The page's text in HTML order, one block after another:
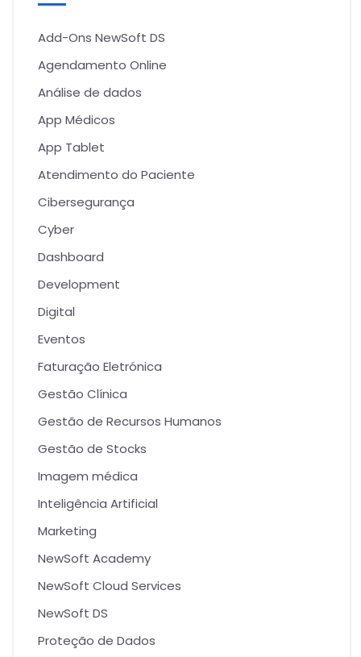
Add-Ons NewSoft DS
Agendamento Online
Análise de dados
App Médicos
App Tablet
Atendimento do Paciente
Cibersegurança
Cyber
Dashboard
Development
Digital
Eventos
Faturação Eletrónica
Gestão Clínica
Gestão de Recursos Humanos
Gestão de Stocks
Imagem médica
Inteligência Artificial
Marketing
NewSoft Academy
NewSoft Cloud Services
NewSoft DS
Proteção de Dados